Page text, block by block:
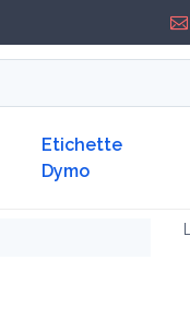
Etichette
Dymo